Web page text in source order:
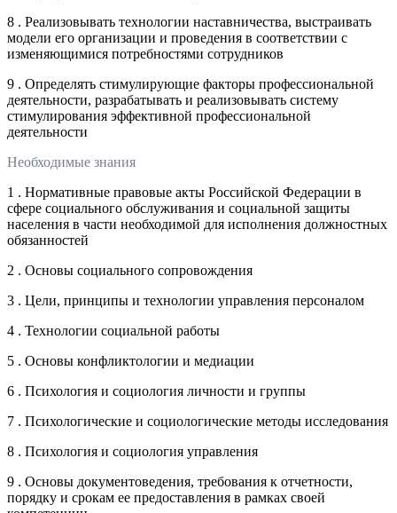
8 . Реализовывать технологии наставничества, выстраивать
модели его организации и проведения в соответствии с
изменяющимися потребностями сотрудников
9 . Определять стимулирующие факторы профессиональной
деятельности, разрабатывать и реализовывать систему
стимулирования эффективной профессиональной
деятельности
Необходимые знания
1 . Нормативные правовые акты Российской Федерации в
сфере социального обслуживания и социальной защиты
населения в части необходимой для исполнения должностных
обязанностей
2 . Основы социального сопровождения
3 . Цели, принципы и технологии управления персоналом
4 . Технологии социальной работы
5 . Основы конфликтологии и медиации
6 . Психология и социология личности и группы
7 . Психологические и социологические методы исследования
8 . Психология и социология управления
9 . Основы документоведения, требования к отчетности,
порядку и срокам ее предоставления в рамках своей